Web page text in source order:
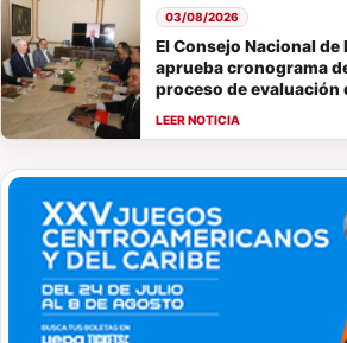
El Consejo Nacional
aprueba cronograma
proceso de evaluación
Suprema Corte de
03/08/2026